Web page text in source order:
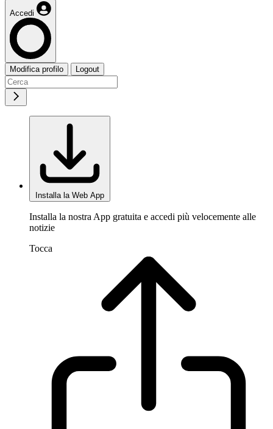
Accedi
Modifica profilo Logout
Installa la Web App
Installa la nostra App gratuita e accedi più velocemente alle
notizie
Tocca